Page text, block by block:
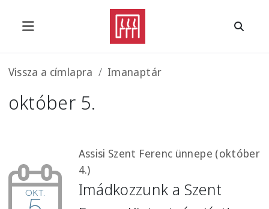
Morzsa
Vissza a címlapra Imanaptár
október 5.
okt.
Assisi Szent Ferenc ünnepe (október
4.)
Imádkozzunk a Szent